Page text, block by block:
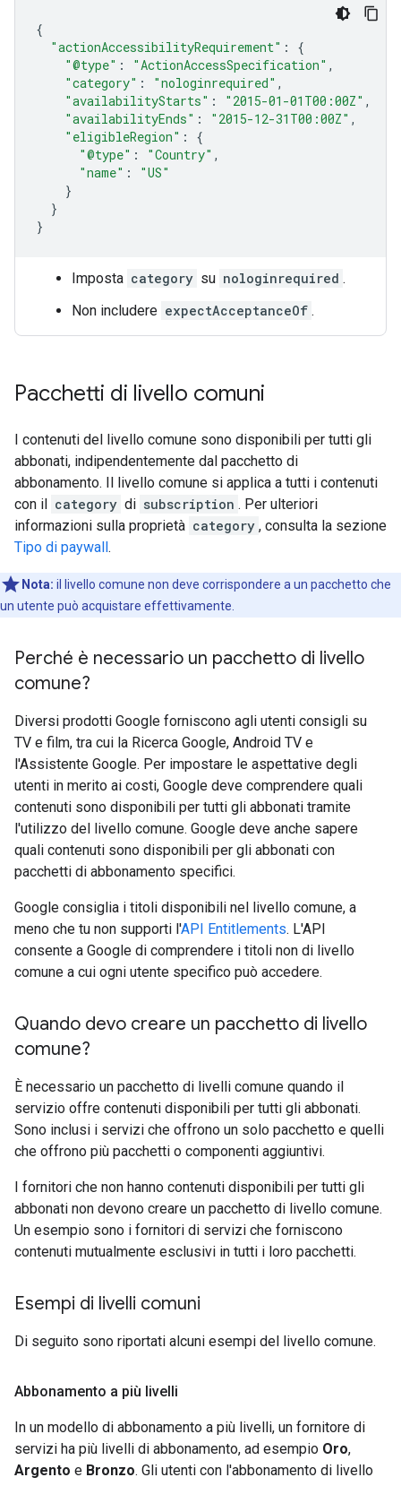
{
"actionAccessibilityRequirement" :
{
"@type" : "ActionAccessSpecification" ,
"category" : "nologinrequired" ,
"availabilityStarts" : "2015-01-01T00:00Z" ,
"availabilityEnds" : "2015-12-31T00:00Z" ,
"eligibleRegion" :
{
"@type" : "Country" ,
"name" :
"US"
}
}
}
Imposta category su nologinrequired .
Non includere expectAcceptanceOf .
Pacchetti di livello comuni
I contenuti del livello comune sono disponibili per tutti gli
abbonati, indipendentemente dal pacchetto di
abbonamento. Il livello comune si applica a tutti i contenuti
con il category di subscription . Per ulteriori
informazioni sulla proprietà category , consulta la sezione
Tipo di paywall.
Nota: il livello comune non deve corrispondere a un pacchetto che
un utente può acquistare effettivamente.
Perché è necessario un pacchetto di livello
comune?
Diversi prodotti Google forniscono agli utenti consigli su
TV e film, tra cui la Ricerca Google, Android TV e
l'Assistente Google. Per impostare le aspettative degli
utenti in merito ai costi, Google deve comprendere quali
contenuti sono disponibili per tutti gli abbonati tramite
l'utilizzo del livello comune. Google deve anche sapere
quali contenuti sono disponibili per gli abbonati con
pacchetti di abbonamento specifici.
Google consiglia i titoli disponibili nel livello comune, a
meno che tu non supporti l'API Entitlements. L'API
consente a Google di comprendere i titoli non di livello
comune a cui ogni utente specifico può accedere.
Quando devo creare un pacchetto di livello
comune?
È necessario un pacchetto di livelli comune quando il
servizio offre contenuti disponibili per tutti gli abbonati.
Sono inclusi i servizi che offrono un solo pacchetto e quelli
che offrono più pacchetti o componenti aggiuntivi.
I fornitori che non hanno contenuti disponibili per tutti gli
abbonati non devono creare un pacchetto di livello comune.
Un esempio sono i fornitori di servizi che forniscono
contenuti mutualmente esclusivi in tutti i loro pacchetti.
Esempi di livelli comuni
Di seguito sono riportati alcuni esempi del livello comune.
Abbonamento a più livelli
In un modello di abbonamento a più livelli, un fornitore di
servizi ha più livelli di abbonamento, ad esempio Oro,
Argento e Bronzo. Gli utenti con l'abbonamento di livello